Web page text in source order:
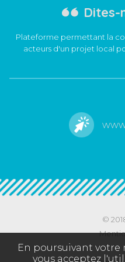
Dites-
Plateforme permettant la
acteurs d'un projet local
©
En poursuivant votre
vous acceptez